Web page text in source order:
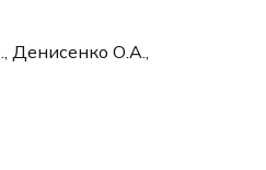
Денисенко О.А.,